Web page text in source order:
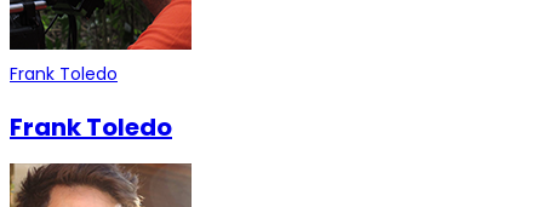
Frank Toledo
Frank Toledo